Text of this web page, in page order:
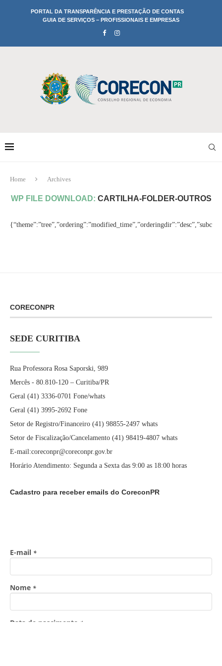
PORTAL DA TRANSPARÊNCIA E PRESTAÇÃO DE CONTAS
GUIA DE SERVIÇOS – PROFISSIONAIS E EMPRESAS
Home Archives
WP FILE DOWNLOAD: CARTILHA-FOLDER-OUTROS
CORECONPR
SEDE CURITIBA
Rua Professora Rosa Saporski, 989
Mercês - 80.810-120 – Curitiba/PR
Geral (41) 3336-0701 Fone/whats
Geral (41) 3995-2692 Fone
Setor de Registro/Financeiro (41) 98855-2497 whats
Setor de Fiscalização/Cancelamento (41) 98419-4807 whats
E-mail:coreconpr@coreconpr.gov.br
Horário Atendimento: Segunda a Sexta das 9:00 as 18:00 horas
Cadastro para receber emails do CoreconPR